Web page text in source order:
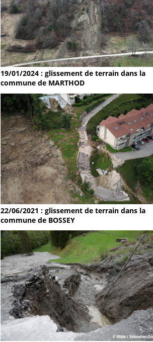
19/01/2024 : glissement de terrain dans la
commune de MARTHOD
22/06/2021 : glissement de terrain dans la
commune de BOSSEY